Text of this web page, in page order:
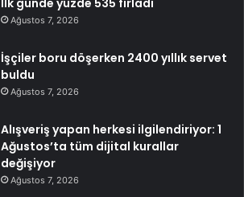
Ağustos 7, 2026
İşçiler boru döşerken 2400 yıllık servet
buldu
Ağustos 7, 2026
Alışveriş yapan herkesi ilgilendiriyor: 1
Ağustos’ta tüm dijital kurallar
değişiyor
Ağustos 7, 2026